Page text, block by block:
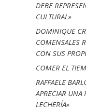
DEBE
CULTURAL»
DOMINIQUE
COMENSALES
CON SUS
COMER EL
RAFFAELE
APRECIAR UNA
LECHERÍA»